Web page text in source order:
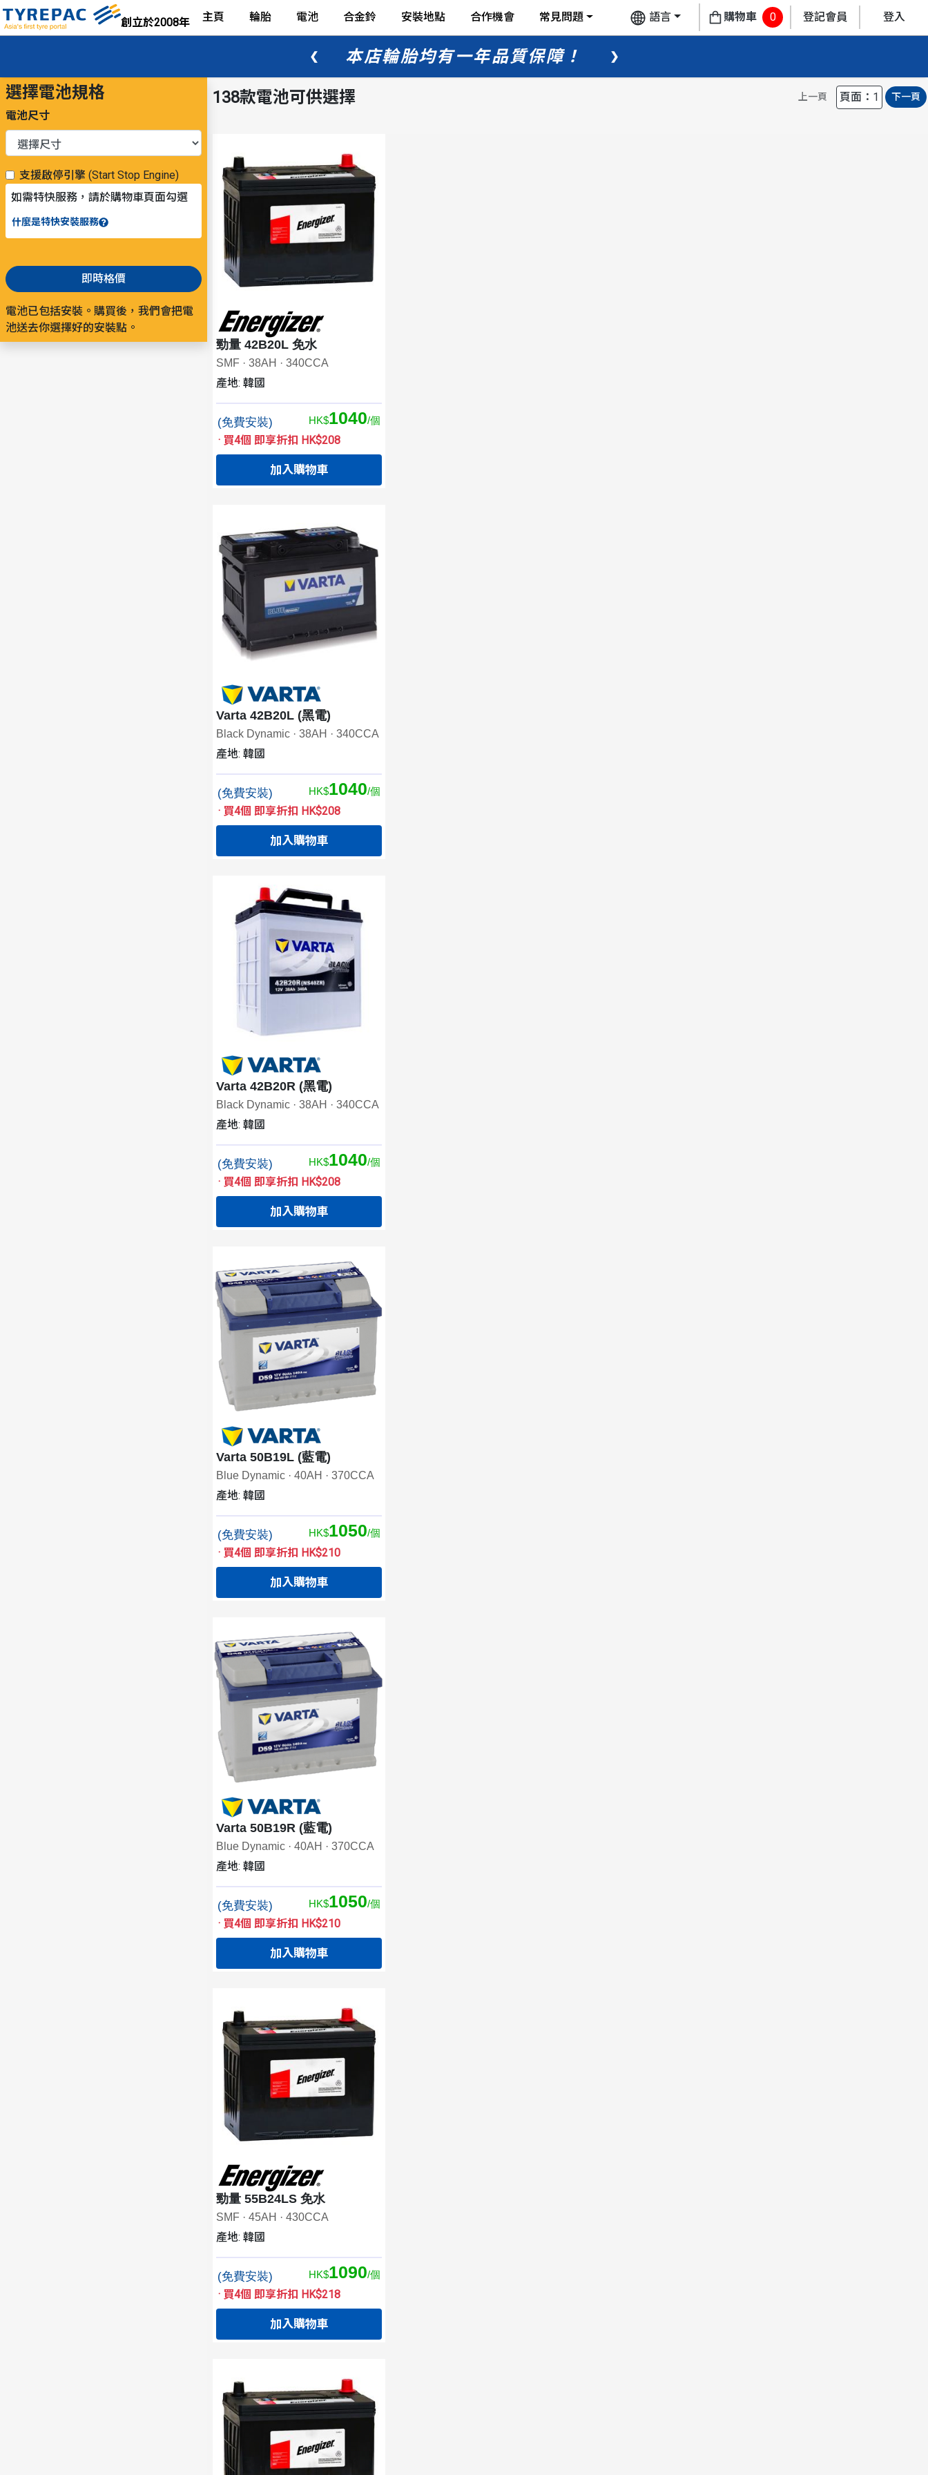
創立於2008年 主頁 輪胎 電池 合金鈴 安裝地點 合作機會 常見問題 語言 購物車 0 登記會員 登入
❮ 本店輪胎均有一年品質保障！ ❯
選擇電池規格
電池尺寸
支援啟停引擎 (Start Stop Engine)
如需特快服務，請於購物車頁面勾選
什麼是特快安裝服務
即時格價
電池已包括安裝。購買後，我們會把電
池送去你選擇好的安裝點。
138款電池可供選擇 上一頁 頁面：1 下一頁
勁量 42B20L 免水
SMF · 38AH · 340CCA
產地: 韓國
(免費安裝) HK$1040/個
· 買4個 即享折扣 HK$208
加入購物車
Varta 42B20L (黑電)
Black Dynamic · 38AH · 340CCA
產地: 韓國
(免費安裝) HK$1040/個
· 買4個 即享折扣 HK$208
加入購物車
Varta 42B20R (黑電)
Black Dynamic · 38AH · 340CCA
產地: 韓國
(免費安裝) HK$1040/個
· 買4個 即享折扣 HK$208
加入購物車
Varta 50B19L (藍電)
Blue Dynamic · 40AH · 370CCA
產地: 韓國
(免費安裝) HK$1050/個
· 買4個 即享折扣 HK$210
加入購物車
Varta 50B19R (藍電)
Blue Dynamic · 40AH · 370CCA
產地: 韓國
(免費安裝) HK$1050/個
· 買4個 即享折扣 HK$210
加入購物車
勁量 55B24LS 免水
SMF · 45AH · 430CCA
產地: 韓國
(免費安裝) HK$1090/個
· 買4個 即享折扣 HK$218
加入購物車